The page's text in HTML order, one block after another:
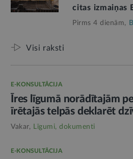
citas izmaiņas
Pirms 4 dienām,
Visi raksti
E-KONSULTĀCIJA
Īres līgumā norādītajām
īrētajās telpās deklarēt
Vakar, Līgumi, dokumenti
E-KONSULTĀCIJA